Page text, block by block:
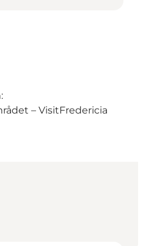
– VisitFredericia